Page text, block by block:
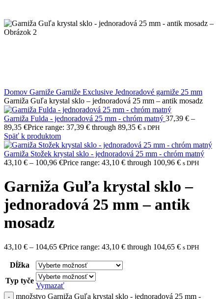
Domov Garniže Garniže Exclusive Jednoradové garniže 25 mm
Garniža Guľa krystal sklo – jednoradová 25 mm – antik mosadz
Garniža Fulda - jednoradová 25 mm - chróm matný 37,39 € –
89,35 €Price range: 37,39 € through 89,35 € s DPH
Späť k produktom
Garniža Stožek krystal sklo - jednoradová 25 mm - chróm matný
43,10 € – 100,96 €Price range: 43,10 € through 100,96 € s DPH
Garniža Guľa krystal sklo –
jednoradová 25 mm – antik
mosadz
43,10 € – 104,65 €Price range: 43,10 € through 104,65 € s DPH
Dĺžka
Typ tyče
Vymazať
množstvo Garniža Guľa krystal sklo - jednoradová 25 mm -